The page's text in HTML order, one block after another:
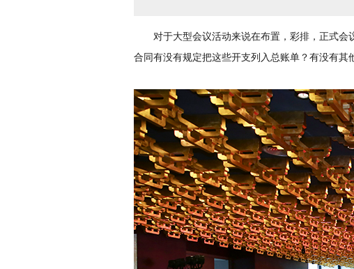
对于大型会议活动来说在布置，彩排，正式会
合同有没有规定把这些开支列入总账单？有没有